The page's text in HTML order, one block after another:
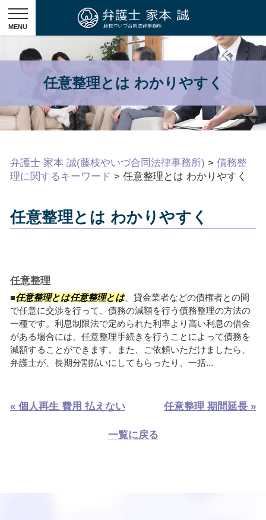
任意整理とは わかりやすく
弁護士 家本 誠(藤枝やいづ合同法律事務所) > 債務整
理に関するキーワード > 任意整理とは わかりやすく
任意整理とは わかりやすく
任意整理
■任意整理とは任意整理とは、貸金業者などの債権者との間
で任意に交渉を行って、債務の減額を行う債務整理の方法の
一種です。利息制限法で定められた利率より高い利息の借金
がある場合には、任意整理手続きを行うことによって債務を
減額することができます。また、ご依頼いただけましたら、
弁護士が、長期分割払いにしてもらったり、一括...
« 個人再生 費用 払えない 任意整理 期間延長 »
一覧に戻る